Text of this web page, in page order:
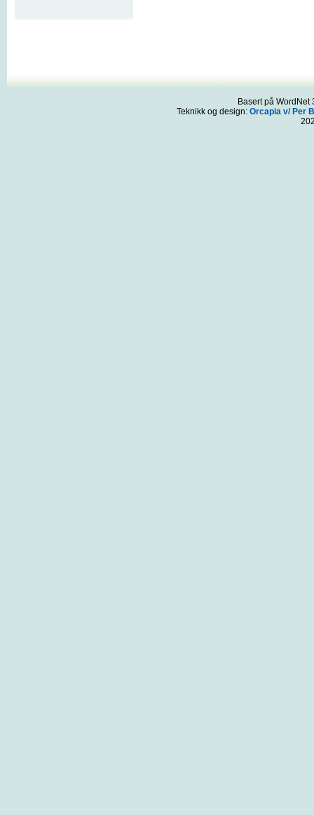
Basert på
Teknikk og design: Orcapia v/ Per